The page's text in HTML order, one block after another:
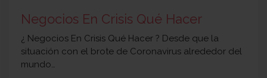
Negocios En Crisis Qué Hacer
¿ Negocios En Crisis Qué Hacer ? Desde que la
situación con el brote de Coronavirus alrededor del
mundo…